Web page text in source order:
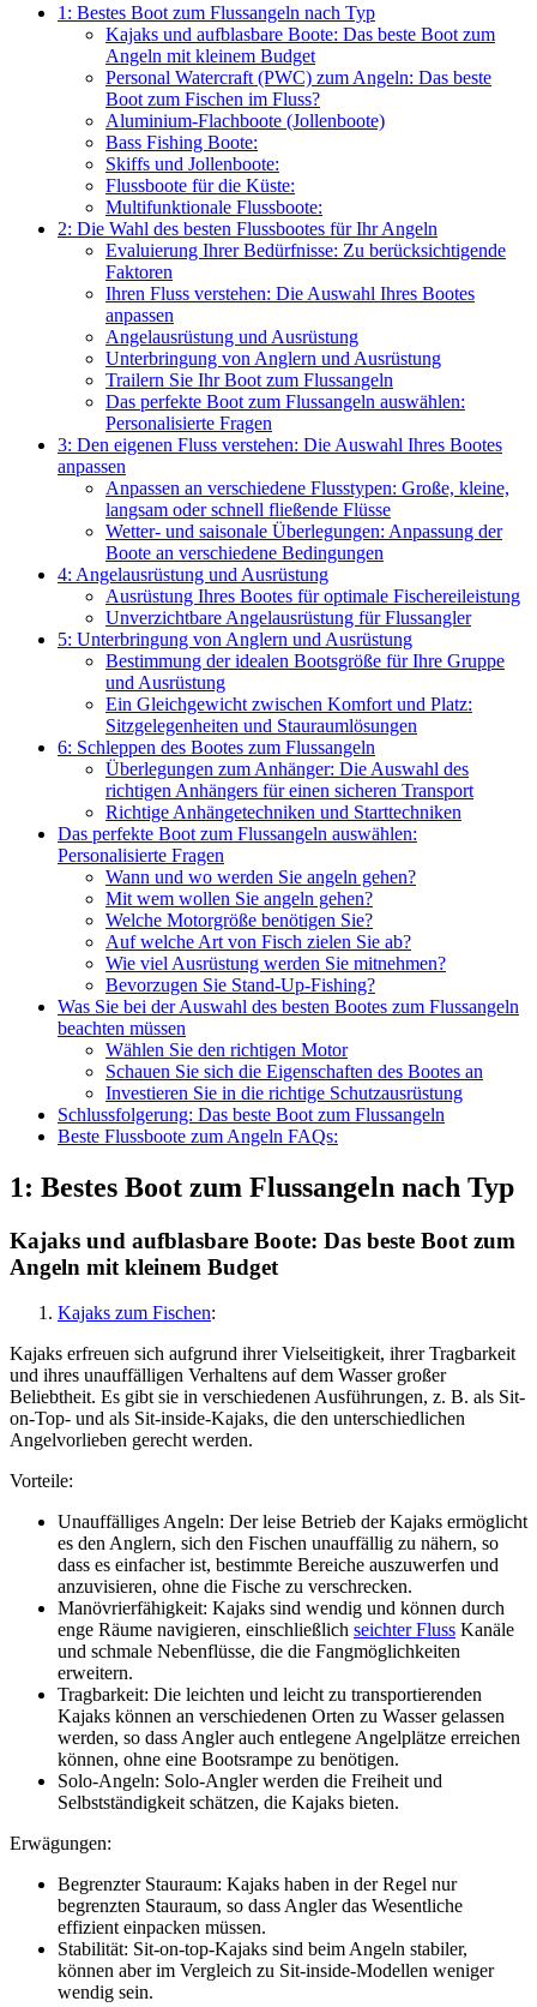
1: Bestes Boot zum Flussangeln nach Typ
Kajaks und aufblasbare Boote: Das beste Boot zum
Angeln mit kleinem Budget
Personal Watercraft (PWC) zum Angeln: Das beste
Boot zum Fischen im Fluss?
Aluminium-Flachboote (Jollenboote)
Bass Fishing Boote:
Skiffs und Jollenboote:
Flussboote für die Küste:
Multifunktionale Flussboote:
2: Die Wahl des besten Flussbootes für Ihr Angeln
Evaluierung Ihrer Bedürfnisse: Zu berücksichtigende
Faktoren
Ihren Fluss verstehen: Die Auswahl Ihres Bootes
anpassen
Angelausrüstung und Ausrüstung
Unterbringung von Anglern und Ausrüstung
Trailern Sie Ihr Boot zum Flussangeln
Das perfekte Boot zum Flussangeln auswählen:
Personalisierte Fragen
3: Den eigenen Fluss verstehen: Die Auswahl Ihres Bootes
anpassen
Anpassen an verschiedene Flusstypen: Große, kleine,
langsam oder schnell fließende Flüsse
Wetter- und saisonale Überlegungen: Anpassung der
Boote an verschiedene Bedingungen
4: Angelausrüstung und Ausrüstung
Ausrüstung Ihres Bootes für optimale Fischereileistung
Unverzichtbare Angelausrüstung für Flussangler
5: Unterbringung von Anglern und Ausrüstung
Bestimmung der idealen Bootsgröße für Ihre Gruppe
und Ausrüstung
Ein Gleichgewicht zwischen Komfort und Platz:
Sitzgelegenheiten und Stauraumlösungen
6: Schleppen des Bootes zum Flussangeln
Überlegungen zum Anhänger: Die Auswahl des
richtigen Anhängers für einen sicheren Transport
Richtige Anhängetechniken und Starttechniken
Das perfekte Boot zum Flussangeln auswählen:
Personalisierte Fragen
Wann und wo werden Sie angeln gehen?
Mit wem wollen Sie angeln gehen?
Welche Motorgröße benötigen Sie?
Auf welche Art von Fisch zielen Sie ab?
Wie viel Ausrüstung werden Sie mitnehmen?
Bevorzugen Sie Stand-Up-Fishing?
Was Sie bei der Auswahl des besten Bootes zum Flussangeln
beachten müssen
Wählen Sie den richtigen Motor
Schauen Sie sich die Eigenschaften des Bootes an
Investieren Sie in die richtige Schutzausrüstung
Schlussfolgerung: Das beste Boot zum Flussangeln
Beste Flussboote zum Angeln FAQs:
1: Bestes Boot zum Flussangeln nach Typ
Kajaks und aufblasbare Boote: Das beste Boot zum
Angeln mit kleinem Budget
Kajaks zum Fischen:
Kajaks erfreuen sich aufgrund ihrer Vielseitigkeit, ihrer Tragbarkeit
und ihres unauffälligen Verhaltens auf dem Wasser großer
Beliebtheit. Es gibt sie in verschiedenen Ausführungen, z. B. als Sit-
on-Top- und als Sit-inside-Kajaks, die den unterschiedlichen
Angelvorlieben gerecht werden.
Vorteile:
Unauffälliges Angeln: Der leise Betrieb der Kajaks ermöglicht
es den Anglern, sich den Fischen unauffällig zu nähern, so
dass es einfacher ist, bestimmte Bereiche auszuwerfen und
anzuvisieren, ohne die Fische zu verschrecken.
Manövrierfähigkeit: Kajaks sind wendig und können durch
enge Räume navigieren, einschließlich seichter Fluss Kanäle
und schmale Nebenflüsse, die die Fangmöglichkeiten
erweitern.
Tragbarkeit: Die leichten und leicht zu transportierenden
Kajaks können an verschiedenen Orten zu Wasser gelassen
werden, so dass Angler auch entlegene Angelplätze erreichen
können, ohne eine Bootsrampe zu benötigen.
Solo-Angeln: Solo-Angler werden die Freiheit und
Selbstständigkeit schätzen, die Kajaks bieten.
Erwägungen:
Begrenzter Stauraum: Kajaks haben in der Regel nur
begrenzten Stauraum, so dass Angler das Wesentliche
effizient einpacken müssen.
Stabilität: Sit-on-top-Kajaks sind beim Angeln stabiler,
können aber im Vergleich zu Sit-inside-Modellen weniger
wendig sein.